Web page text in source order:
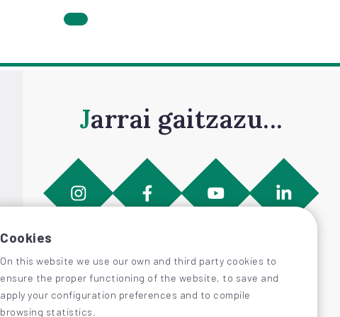
Jarrai gaitzazu...
Cookies
On this website we use our own and third party cookies to
ensure the proper functioning of the website, to save and
apply your configuration preferences and to compile
browsing statistics.